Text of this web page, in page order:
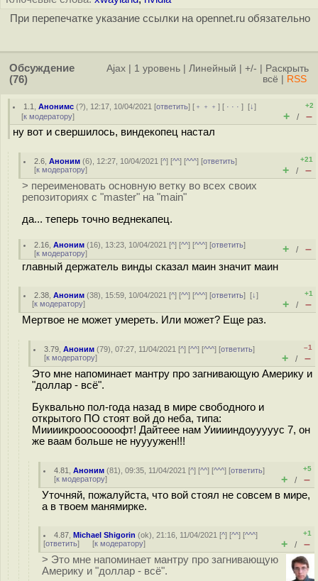
При перепечатке указание ссылки на opennet.ru обязательно
Обсуждение
(76)
Ajax 1 уровень Линейный +/-
Раскрыть
всё
RSS
1.1 ,Анонимс (?), 12:17, 10/04/2021 [ответить] [ ﹢﹢﹢] [ · · ·][↓]
[к модератору]
+2
+ / –
ну вот и свершилось, виндекопец настал
2.6 ,Аноним (6), 12:27, 10/04/2021 [^] [^^] [^^^] [ответить]
[к модератору]
+21
+ / –
> переименовать основную ветку во всех своих
репозиториях с "master" на "main"
да... теперь точно веднекапец.
2.16 ,Аноним (16), 13:23, 10/04/2021 [^] [^^] [^^^] [ответить]
[к модератору] + / –
главный держатель винды сказал маин значит маин
2.38 ,Аноним (38), 15:59, 10/04/2021 [^] [^^] [^^^] [ответить][↓]
[к модератору]
+1
+ / –
Мертвое не может умереть. Или может? Еще раз.
3.79 ,Аноним (79), 07:27, 11/04/2021 [^] [^^] [^^^] [ответить]
[к модератору]
–1
+ / –
Это мне напоминает мантру про загнивающую Америку и
"доллар - всё".
Буквально пол-года назад в мире свободного и
открытого ПО стоят вой до неба, типа:
Миииикрооосоооофт! Дайтеее нам Уииииндоууууус 7, он
же ваам больше не нуууужен!!!
4.81 ,Аноним (81), 09:35, 11/04/2021 [^] [^^] [^^^] [ответить]
[к модератору]
+5
+ / –
Уточняй, пожалуйста, что вой стоял не совсем в мире,
а в твоем манямирке.
4.87 ,Michael Shigorin (ok), 21:16, 11/04/2021 [^] [^^] [^^^]
[ответить] [к модератору]
+1
+ / –
> Это мне напоминает мантру про загнивающую
Америку и "доллар - всё".